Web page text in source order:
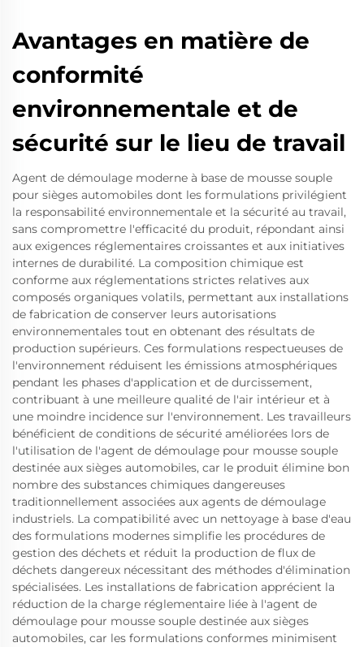
Avantages en matière de
conformité
environnementale et de
sécurité sur le lieu de travail
Agent de démoulage moderne à base de mousse souple
pour sièges automobiles dont les formulations privilégient
la responsabilité environnementale et la sécurité au travail,
sans compromettre l'efficacité du produit, répondant ainsi
aux exigences réglementaires croissantes et aux initiatives
internes de durabilité. La composition chimique est
conforme aux réglementations strictes relatives aux
composés organiques volatils, permettant aux installations
de fabrication de conserver leurs autorisations
environnementales tout en obtenant des résultats de
production supérieurs. Ces formulations respectueuses de
l'environnement réduisent les émissions atmosphériques
pendant les phases d'application et de durcissement,
contribuant à une meilleure qualité de l'air intérieur et à
une moindre incidence sur l'environnement. Les travailleurs
bénéficient de conditions de sécurité améliorées lors de
l'utilisation de l'agent de démoulage pour mousse souple
destinée aux sièges automobiles, car le produit élimine bon
nombre des substances chimiques dangereuses
traditionnellement associées aux agents de démoulage
industriels. La compatibilité avec un nettoyage à base d'eau
des formulations modernes simplifie les procédures de
gestion des déchets et réduit la production de flux de
déchets dangereux nécessitant des méthodes d'élimination
spécialisées. Les installations de fabrication apprécient la
réduction de la charge réglementaire liée à l'agent de
démoulage pour mousse souple destinée aux sièges
automobiles, car les formulations conformes minimisent